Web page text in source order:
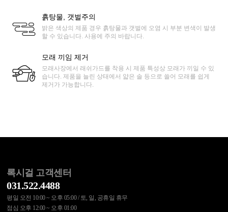
흙탕물, 갯벌주의
밝은 색상의 제품 경우 흙탕물과 갯벌에 오염 시 부분 변색이 발생
할 수 있습니다. 사용에 주의 바랍니다.
모래 끼임 제거
모래사장에서 래쉬가드를 착용 시 제품 특성상 모래가 끼일 수 있
습니다. 제품을 늘린 상태에서 얇은 솔 등으로 쓸어 모래를 쉽게
제거가 가능합니다.
록시걸 고객센터
031.522.4488
평일 오전 10:00 ~ 오후 05:00 / 토, 일, 공휴일 휴무
점심 오후 12:00 ~ 오후 01:00